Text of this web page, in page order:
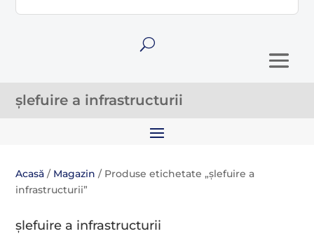
U
șlefuire a infrastructurii
Acasă / Magazin / Produse etichetate „șlefuire a
infrastructurii”
șlefuire a infrastructurii